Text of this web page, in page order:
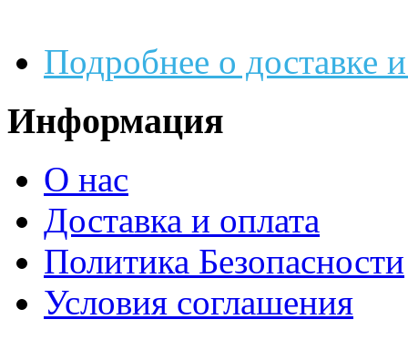
Подробнее о доставке
Информация
О нас
Доставка и оплата
Политика Безопасности
Условия соглашения